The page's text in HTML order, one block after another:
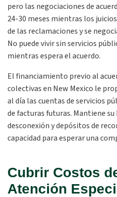
pero las negociaciones de
24-30 meses mientras los
de las reclamaciones y se
No puede vivir sin servicios
mientras espera el acuerdo.
El financiamiento previo al
colectivas en New Mexico le
al día las cuentas de servicios
de facturas futuras. Mantiene
desconexión y depósitos de
capacidad para esperar una
Cubrir Costos
Atención